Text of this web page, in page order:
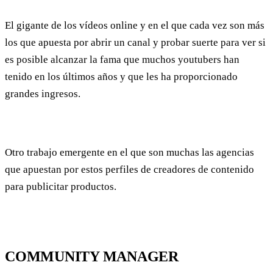
El gigante de los vídeos online y en el que cada vez son más
los que apuesta por abrir un canal y probar suerte para ver si
es posible alcanzar la fama que muchos youtubers han
tenido en los últimos años y que les ha proporcionado
grandes ingresos.
Otro trabajo emergente en el que son muchas las agencias
que apuestan por estos perfiles de creadores de contenido
para publicitar productos.
COMMUNITY MANAGER